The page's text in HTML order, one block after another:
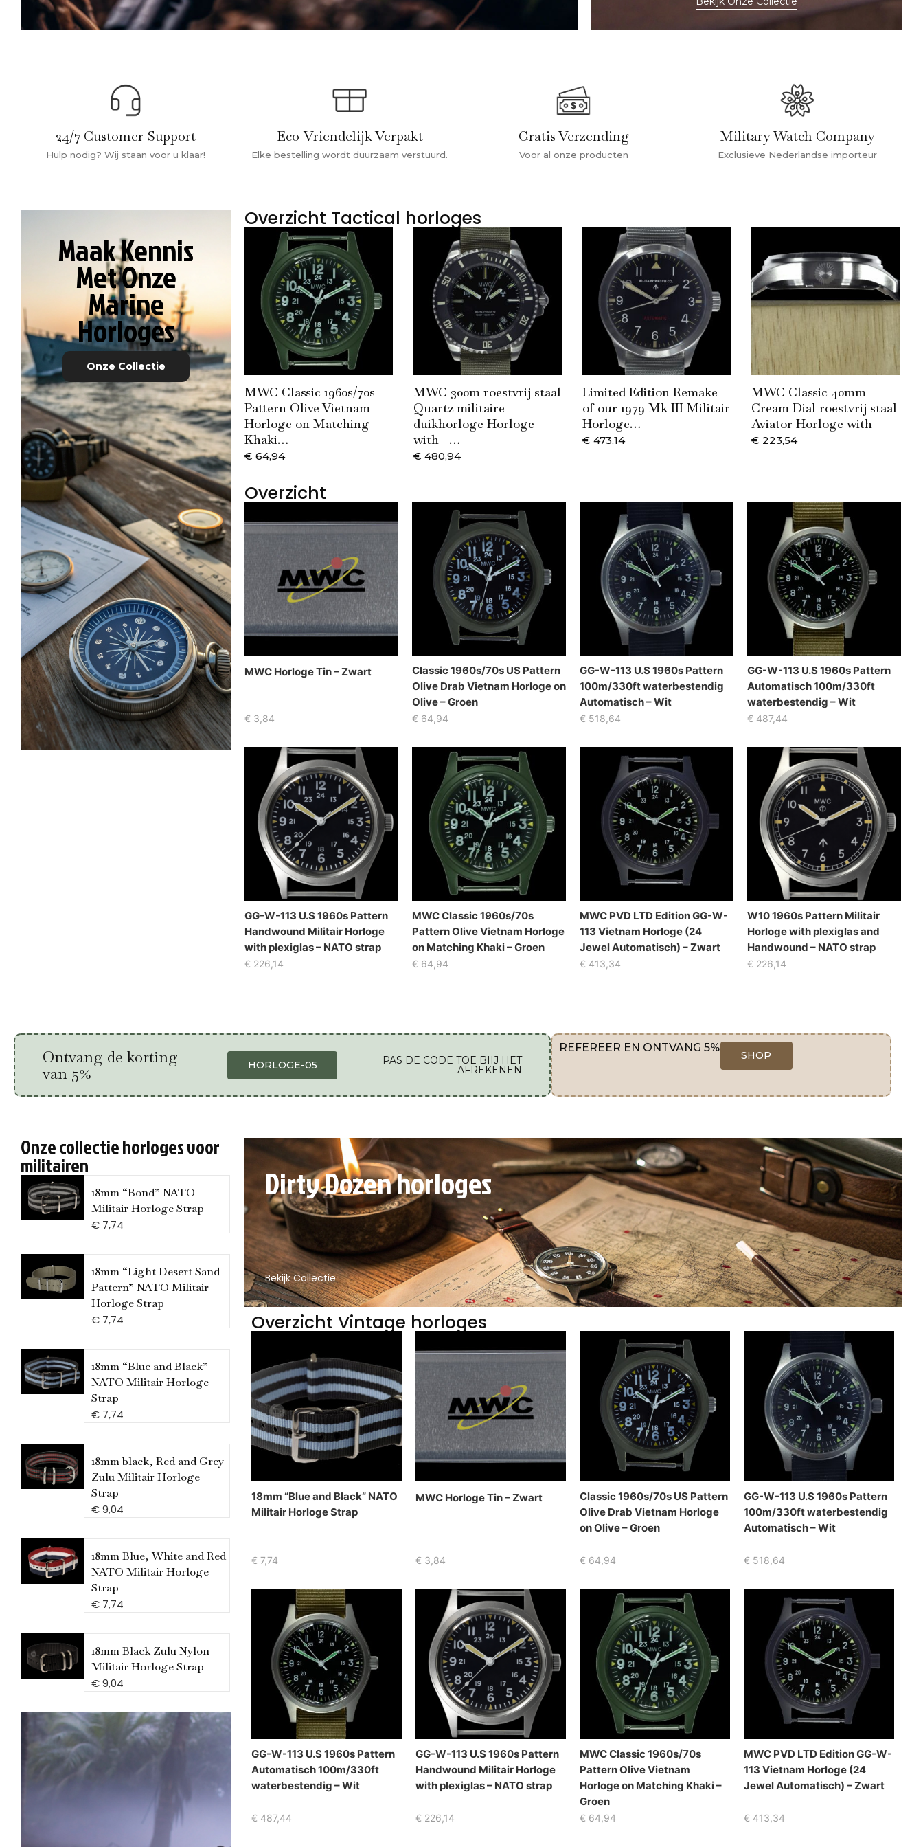
24/7 Customer Support
Hulp nodig? Wij staan voor u klaar!
Eco-Vriendelijk Verpakt
Elke bestelling wordt duurzaam verstuurd.
Gratis Verzending
Voor al onze producten
Military Watch Company
Exclusieve Nederlandse importeur
Maak Kennis
Met Onze
Marine
Horloges
Onze Collectie
Overzicht Tactical horloges
MWC Classic 1960s/70s
Pattern Olive Vietnam
Horloge on Matching
Khaki…
€ 64,94
MWC 300m roestvrij staal
Quartz militaire
duikhorloge Horloge
with –…
€ 480,94
Limited Edition Remake
of our 1979 Mk III Militair
Horloge…
€ 473,14
MWC Classic 40mm
Cream Dial roestvrij staal
Aviator Horloge with
€ 223,54
Overzicht
MWC Horloge Tin – Zwart
€ 3,84
Classic 1960s/70s US Pattern
Olive Drab Vietnam Horloge on
Olive – Groen
€ 64,94
GG-W-113 U.S 1960s Pattern
100m/330ft waterbestendig
Automatisch – Wit
€ 518,64
GG-W-113 U.S 1960s Pattern
Automatisch 100m/330ft
waterbestendig – Wit
€ 487,44
GG-W-113 U.S 1960s Pattern
Handwound Militair Horloge
with plexiglas – NATO strap
€ 226,14
MWC Classic 1960s/70s
Pattern Olive Vietnam Horloge
on Matching Khaki – Groen
€ 64,94
MWC PVD LTD Edition GG-W-
113 Vietnam Horloge (24
Jewel Automatisch) – Zwart
€ 413,34
W10 1960s Pattern Militair
Horloge with plexiglas and
Handwound – NATO strap
€ 226,14
Ontvang de korting
van 5%
HORLOGE-05 PAS DE CODE TOE BIIJ HET
AFREKENEN
REFEREER EN ONTVANG 5%
SHOP
Onze collectie horloges voor
militairen
18mm “Bond” NATO
Militair Horloge Strap
€7,74
18mm “Light Desert Sand
Pattern” NATO Militair
Horloge Strap
€7,74
18mm “Blue and Black”
NATO Militair Horloge
Strap
€7,74
18mm black, Red and Grey
Zulu Militair Horloge
Strap
€9,04
18mm Blue, White and Red
NATO Militair Horloge
Strap
€7,74
18mm Black Zulu Nylon
Militair Horloge Strap
€9,04
Dirty Dozen horloges
Bekijk Collectie
Overzicht Vintage horloges
18mm “Blue and Black” NATO
Militair Horloge Strap
€ 7,74
MWC Horloge Tin – Zwart
€ 3,84
Classic 1960s/70s US Pattern
Olive Drab Vietnam Horloge
on Olive – Groen
€ 64,94
GG-W-113 U.S 1960s Pattern
100m/330ft waterbestendig
Automatisch – Wit
€ 518,64
GG-W-113 U.S 1960s Pattern
Automatisch 100m/330ft
waterbestendig – Wit
€ 487,44
GG-W-113 U.S 1960s Pattern
Handwound Militair Horloge
with plexiglas – NATO strap
€ 226,14
MWC Classic 1960s/70s
Pattern Olive Vietnam
Horloge on Matching Khaki –
Groen
€ 64,94
MWC PVD LTD Edition GG-W-
113 Vietnam Horloge (24
Jewel Automatisch) – Zwart
€ 413,34